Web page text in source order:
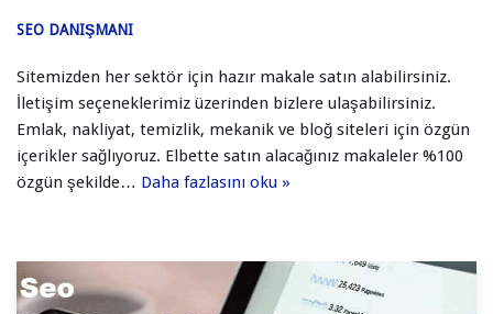
SEO DANIŞMANI
Sitemizden her sektör için hazır makale satın alabilirsiniz.
İletişim seçeneklerimiz üzerinden bizlere ulaşabilirsiniz.
Emlak, nakliyat, temizlik, mekanik ve bloğ siteleri için özgün
içerikler sağlıyoruz. Elbette satın alacağınız makaleler %100
özgün şekilde… Daha fazlasını oku »